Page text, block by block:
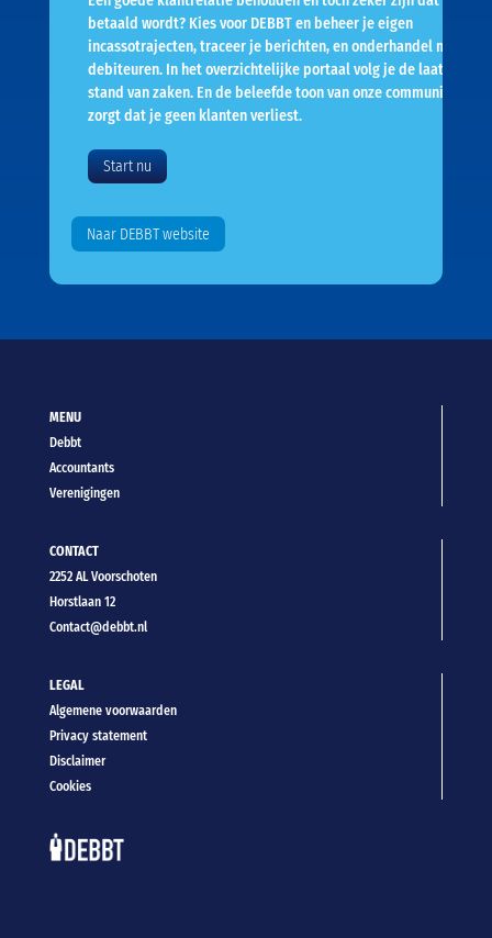
betaald wordt? Kies voor DEBBT en beheer je eigen
incassotrajecten, traceer je berichten, en onderhandel met je
debiteuren. In het overzichtelijke portaal volg je de laatste
stand van zaken. En de beleefde toon van onze communicatie
zorgt dat je geen klanten verliest.
Start nu
Naar DEBBT website
MENU
Debbt
Accountants
Verenigingen
CONTACT
2252 AL Voorschoten
Horstlaan 12
Contact@debbt.nl
LEGAL
Algemene voorwaarden
Privacy statement
Disclaimer
Cookies